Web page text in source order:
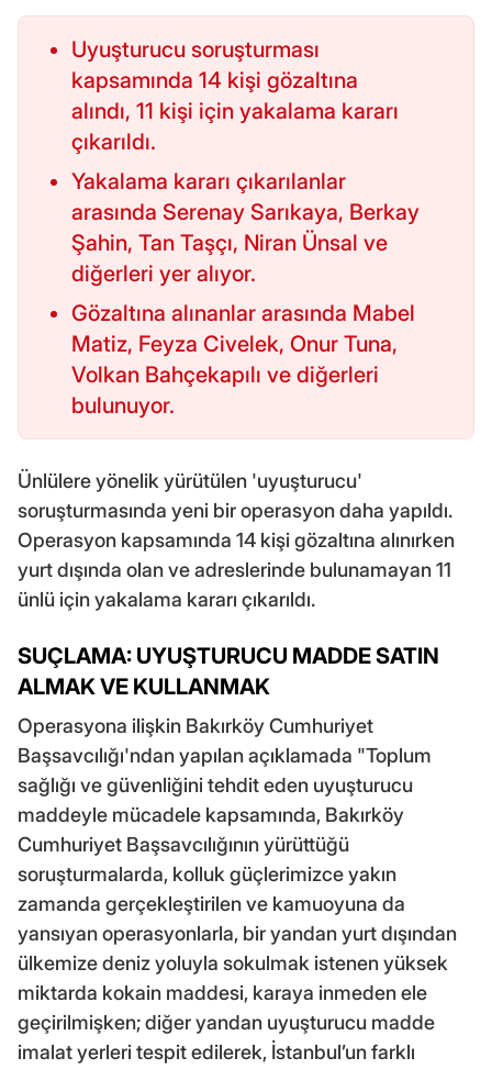
Uyuşturucu soruşturması
kapsamında 14 kişi gözaltına
alındı, 11 kişi için yakalama kararı
çıkarıldı.
Yakalama kararı çıkarılanlar
arasında Serenay Sarıkaya, Berkay
Şahin, Tan Taşçı, Niran Ünsal ve
diğerleri yer alıyor.
Gözaltına alınanlar arasında Mabel
Matiz, Feyza Civelek, Onur Tuna,
Volkan Bahçekapılı ve diğerleri
bulunuyor.
Ünlülere yönelik yürütülen 'uyuşturucu'
soruşturmasında yeni bir operasyon daha yapıldı.
Operasyon kapsamında 14 kişi gözaltına alınırken
yurt dışında olan ve adreslerinde bulunamayan 11
ünlü için yakalama kararı çıkarıldı.
SUÇLAMA: UYUŞTURUCU MADDE SATIN
ALMAK VE KULLANMAK
Operasyona ilişkin Bakırköy Cumhuriyet
Başsavcılığı'ndan yapılan açıklamada "Toplum
sağlığı ve güvenliğini tehdit eden uyuşturucu
maddeyle mücadele kapsamında, Bakırköy
Cumhuriyet Başsavcılığının yürüttüğü
soruşturmalarda, kolluk güçlerimizce yakın
zamanda gerçekleştirilen ve kamuoyuna da
yansıyan operasyonlarla, bir yandan yurt dışından
ülkemize deniz yoluyla sokulmak istenen yüksek
miktarda kokain maddesi, karaya inmeden ele
geçirilmişken; diğer yandan uyuşturucu madde
imalat yerleri tespit edilerek, İstanbul’un farklı